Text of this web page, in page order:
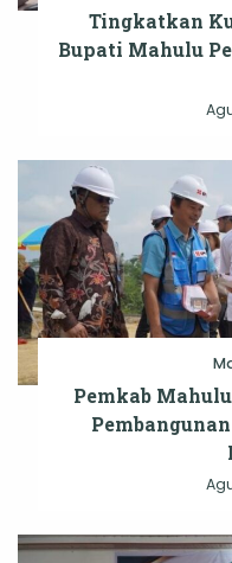
Tingkatkan
Bupati Mahulu
Pemkab